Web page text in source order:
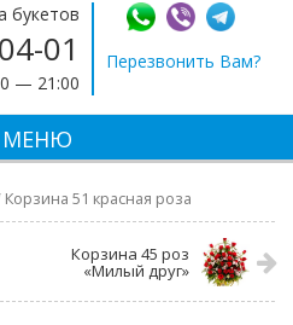
букетов
01
— 21:00
Перезвонить Вам?
МЕНЮ
Корзина 51 красная роза
Корзина 45 роз
«Милый друг»